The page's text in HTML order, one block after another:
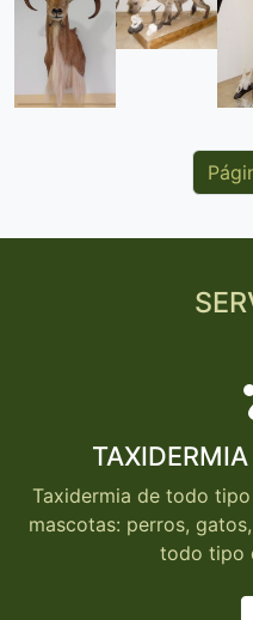
Taxidermia de todo
mascotas: perros,
todo tipo